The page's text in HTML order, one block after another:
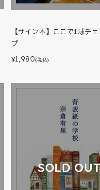
【サイン本】ここで1球チ
プ
¥1,980(税込)
SOLD